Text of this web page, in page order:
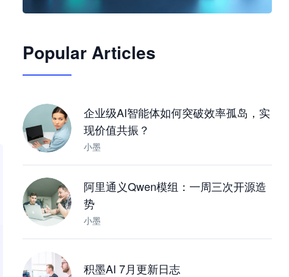
JimoClaw 桌面 AI Agent 工作台
Popular Articles
企业级AI智能体如何突破效率孤岛，实
现价值共振？
小墨
阿里通义Qwen模组：一周三次开源造
势
小墨
积墨AI 7月更新日志